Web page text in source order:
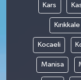
Kars
Kırıkkale
Kocaeli
Manisa